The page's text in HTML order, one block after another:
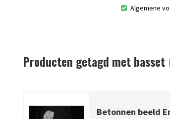
Algemene
Producten getagd met basset
Betonnen beeld